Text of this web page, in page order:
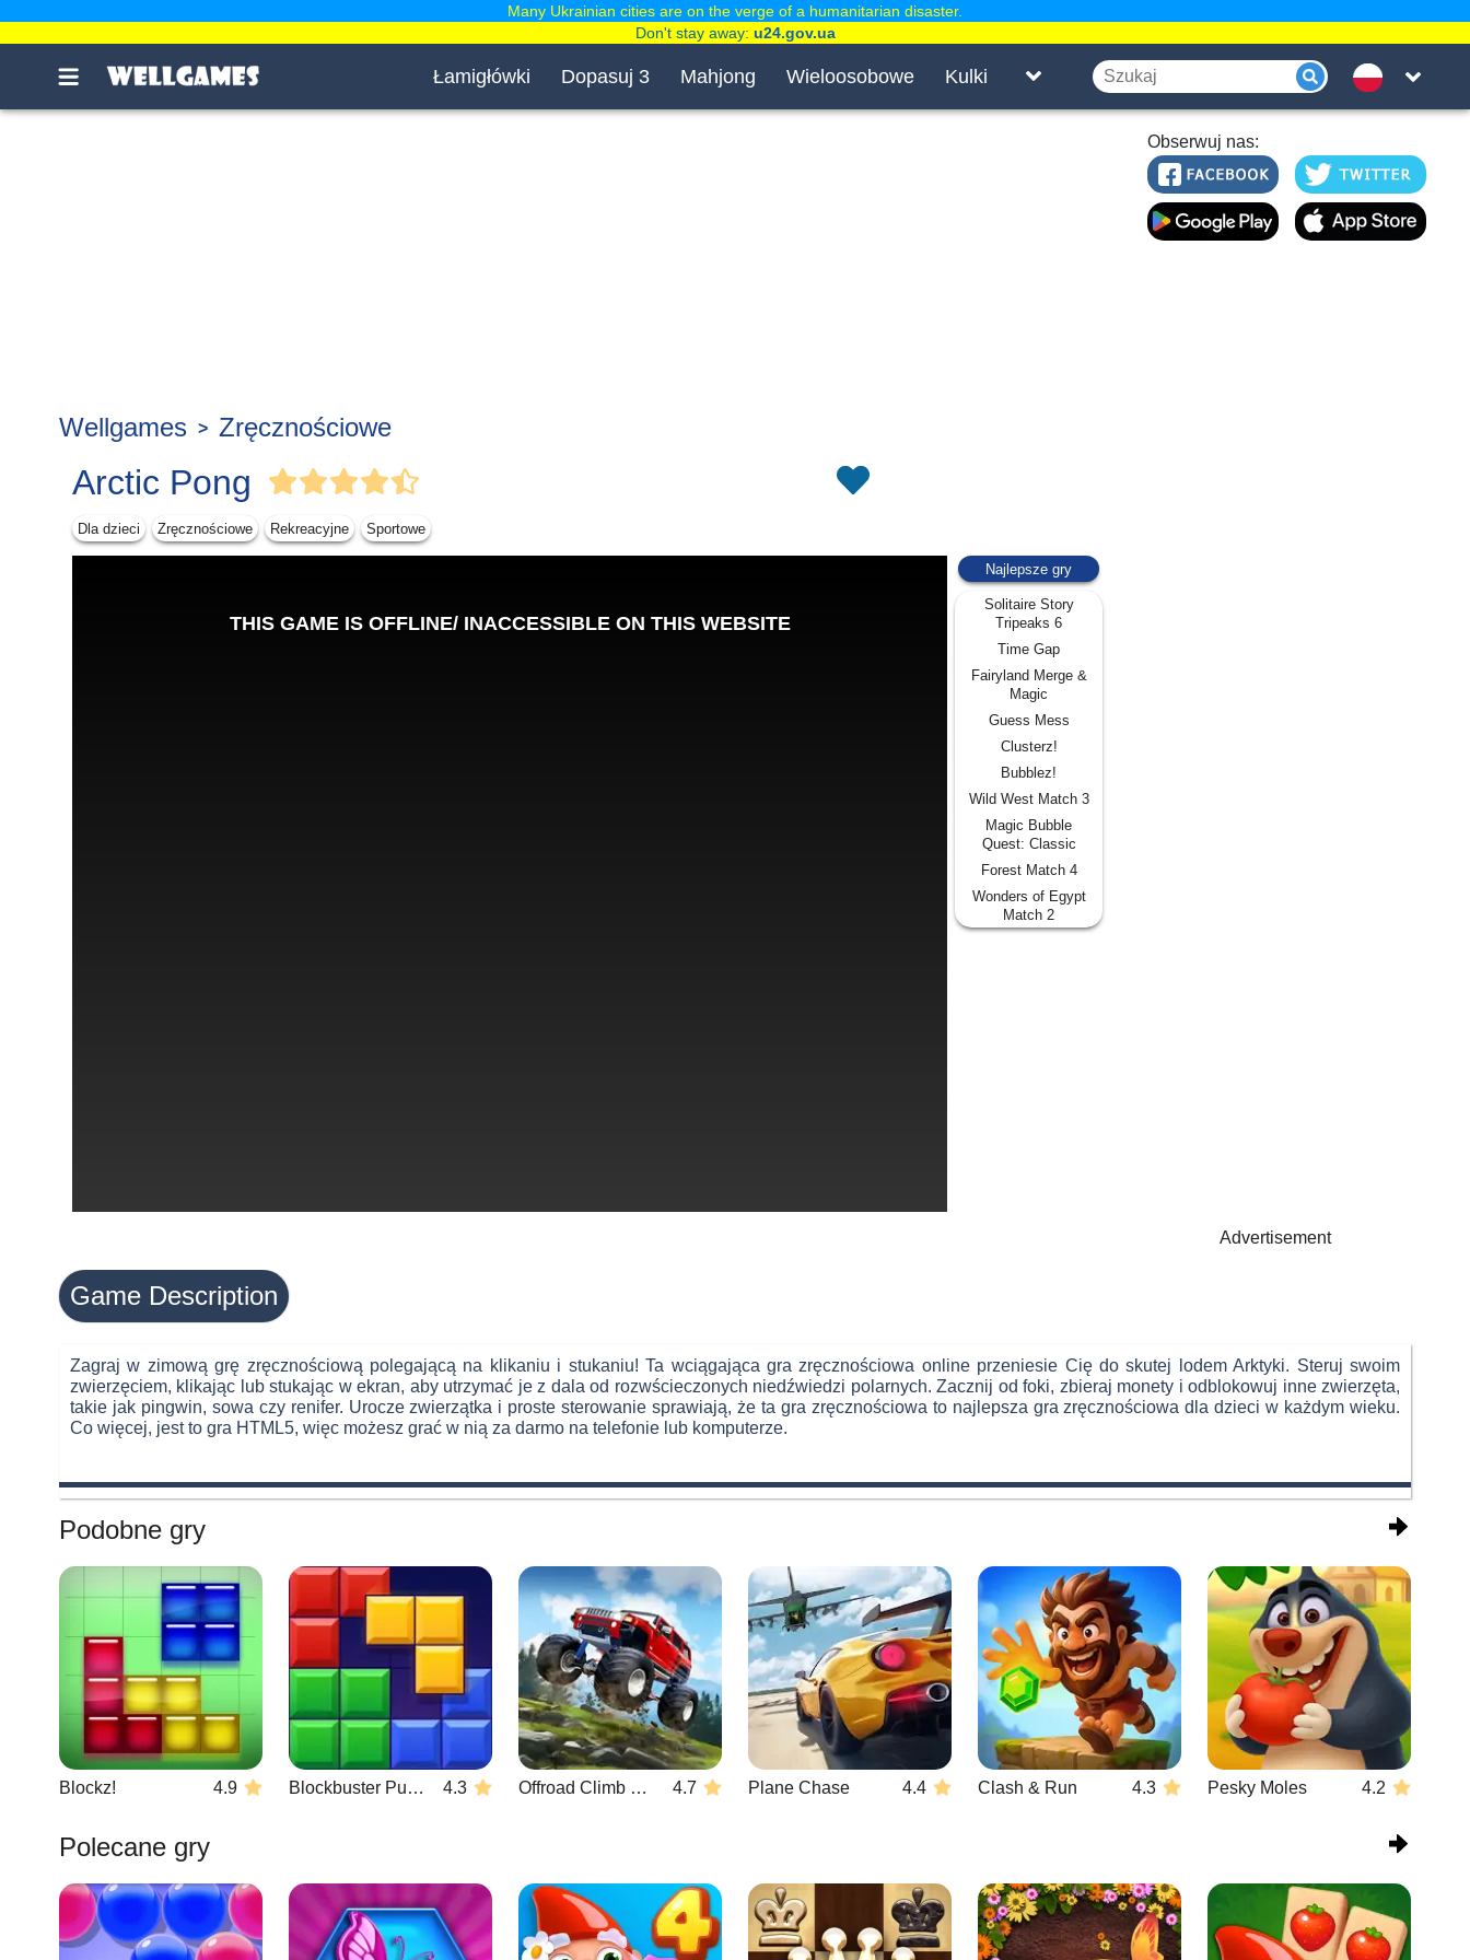
Łamigłówki Dopasuj 3 Mahjong Wieloosobowe Kulki
Obserwuj nas:
Wellgames Zręcznościowe
Arctic Pong
Dla dzieci Zręcznościowe Rekreacyjne Sportowe
Najlepsze gry
Solitaire Story
Tripeaks 6
Time Gap
Fairyland Merge &
Magic
Guess Mess
Clusterz!
Bubblez!
Wild West Match 3
Magic Bubble
Quest: Classic
Forest Match 4
Wonders of Egypt
Match 2
Advertisement
Game Description
Zagraj w zimową grę zręcznościową polegającą na klikaniu i stukaniu! Ta wciągająca gra zręcznościowa online przeniesie Cię do skutej lodem Arktyki. Steruj swoim
zwierzęciem, klikając lub stukając w ekran, aby utrzymać je z dala od rozwścieczonych niedźwiedzi polarnych. Zacznij od foki, zbieraj monety i odblokowuj inne zwierzęta,
takie jak pingwin, sowa czy renifer. Urocze zwierzątka i proste sterowanie sprawiają, że ta gra zręcznościowa to najlepsza gra zręcznościowa dla dzieci w każdym wieku.
Co więcej, jest to gra HTML5, więc możesz grać w nią za darmo na telefonie lub komputerze.
Podobne gry
Blockz! 4.9 Blockbuster Puzzle 4.3 Offroad Climb 4x4 4.7 Plane Chase 4.4 Clash & Run 4.3 Pesky Moles 4.2
Polecane gry
Many Ukrainian cities are on the verge of a humanitarian disaster.
Don't stay away: u24.gov.ua